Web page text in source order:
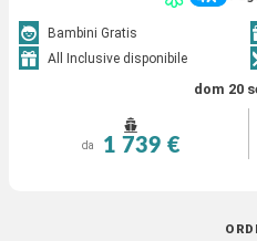
Bambini Gratis
All Inclusive disponibile
dom 20
da 1 739 €